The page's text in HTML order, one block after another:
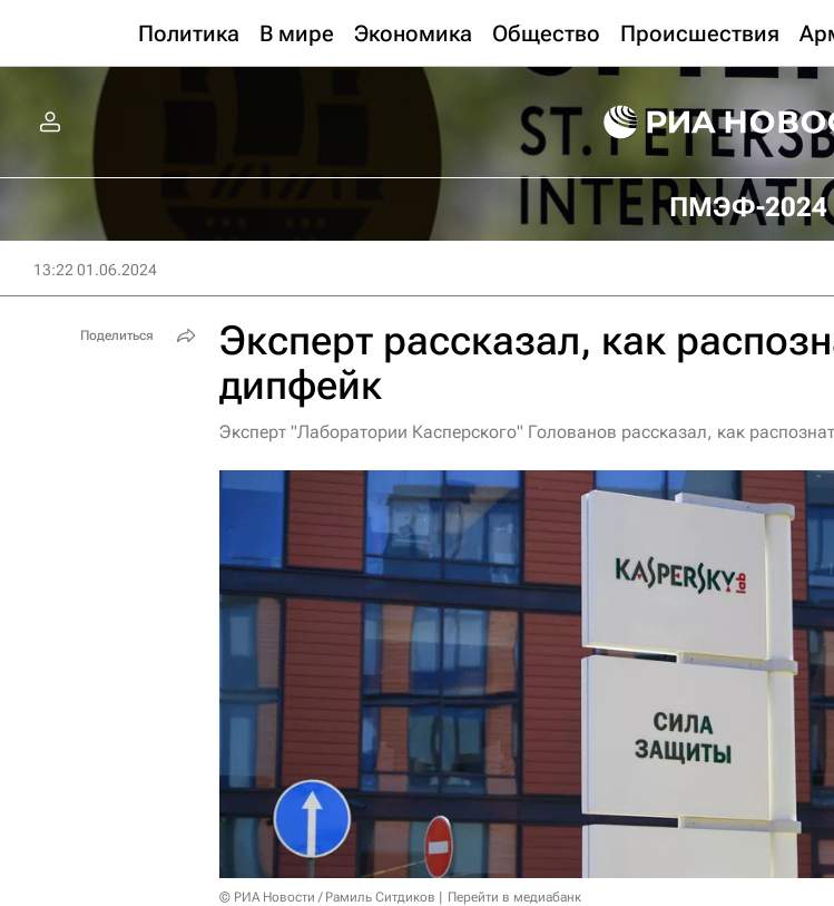
Политика В мире Экономика Общество Происшествия
ПМЭФ-2024
13:22 01.06.2024
Эксперт рассказал, как
дипфейк
Эксперт "Лаборатории Касперского" Голованов рассказал, как
© РИА Новости / Рамиль Ситдиков
Перейти в медиабанк
Поделиться